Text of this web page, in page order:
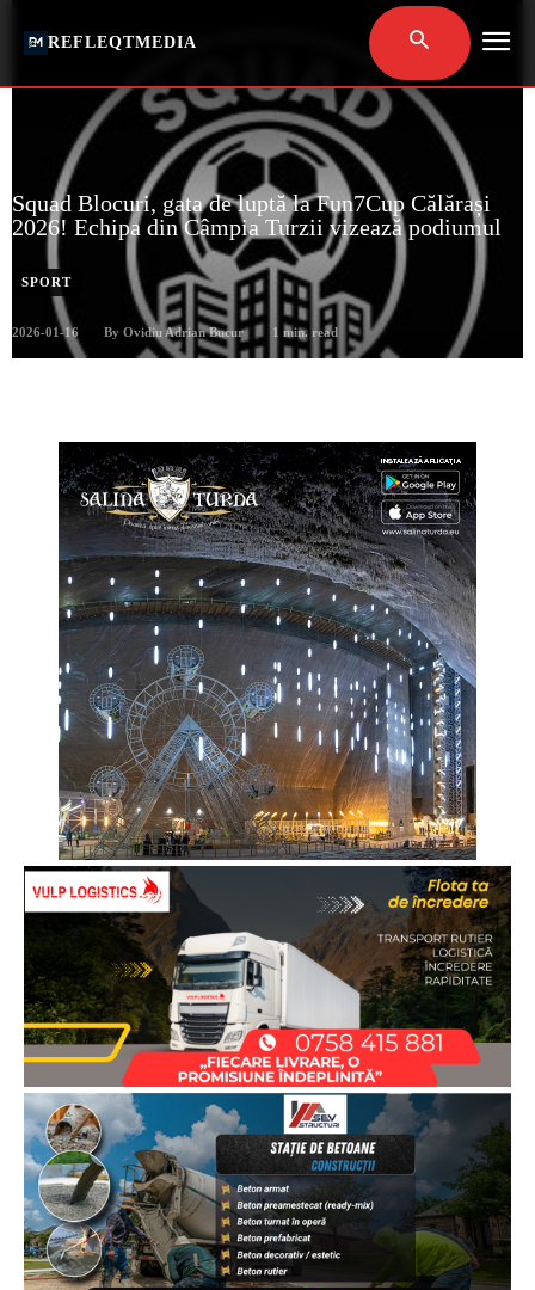
REFLEQTMEDIA
Squad Blocuri, gata de luptă la Fun7Cup Călărași
2026! Echipa din Câmpia Turzii vizează podiumul
SPORT
2026-01-16 By Ovidiu Adrian Bucur 1 min. read